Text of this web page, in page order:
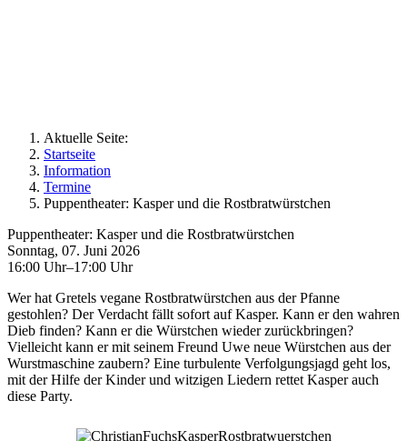
Aktuelle Seite:
Startseite
Information
Termine
Puppentheater: Kasper und die Rostbratwürstchen
Puppentheater: Kasper und die Rostbratwürstchen
Sonntag, 07. Juni 2026
16:00 Uhr–17:00 Uhr
Wer hat Gretels vegane Rostbratwürstchen aus der Pfanne
gestohlen? Der Verdacht fällt sofort auf Kasper. Kann er den wahren
Dieb finden? Kann er die Würstchen wieder zurückbringen?
Vielleicht kann er mit seinem Freund Uwe neue Würstchen aus der
Wurstmaschine zaubern? Eine turbulente Verfolgungsjagd geht los,
mit der Hilfe der Kinder und witzigen Liedern rettet Kasper auch
diese Party.